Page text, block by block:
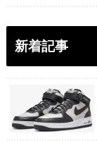
新着記事